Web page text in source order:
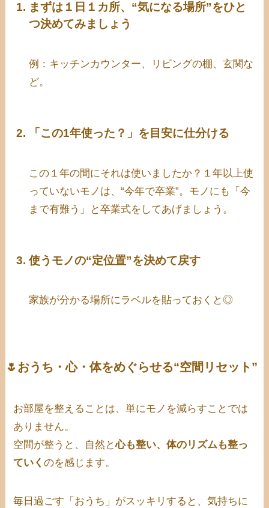
まずは１日１カ所、“気になる場所”をひと
つ決めてみましょう
例：キッチンカウンター、リビングの棚、玄関な
ど。
「この1年使った？」を目安に仕分ける
この１年の間にそれは使いましたか？１年以上使
っていないモノは、“今年で卒業”。モノにも「今
まで有難う」と卒業式をしてあげましょう。
使うモノの“定位置”を決めて戻す
家族が分かる場所にラベルを貼っておくと◎
🌷おうち・心・体をめぐらせる“空間リセット”
お部屋を整えることは、単にモノを減らすことでは
ありません。
空間が整うと、自然と心も整い、体のリズムも整っ
ていくのを感じます。
毎日過ごす「おうち」がスッキリすると、気持ちに